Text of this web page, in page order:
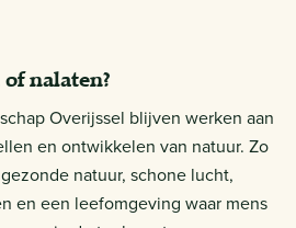
nalaten?
Overijssel blijven werken aan
en ontwikkelen van natuur. Zo
natuur, schone lucht,
en een leefomgeving waar mens